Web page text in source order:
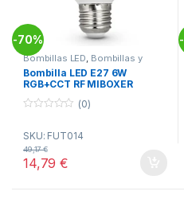
-70%
Bombillas LED Bombillas y
, Electricidad
Bombilla LED E27 6W
RGB+CCT RF MIBOXER
u
o
f
(0)
SKU: FUT014
14,79€
49,17€
-